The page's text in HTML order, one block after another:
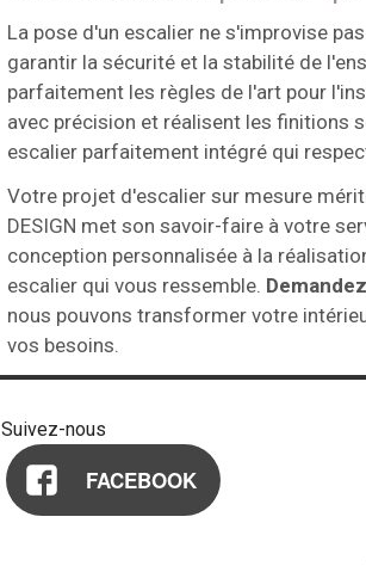
La pose d'un escalier ne s'improvise
garantir la sécurité et la stabilité de
parfaitement les règles de l'art pour
avec précision et réalisent les finitions
escalier parfaitement intégré qui
Votre projet d'escalier sur mesure
DESIGN met son savoir-faire à votre
conception personnalisée à la
escalier qui vous ressemble.
nous pouvons transformer votre
vos besoins.
Suivez-nous
FACEBOOK